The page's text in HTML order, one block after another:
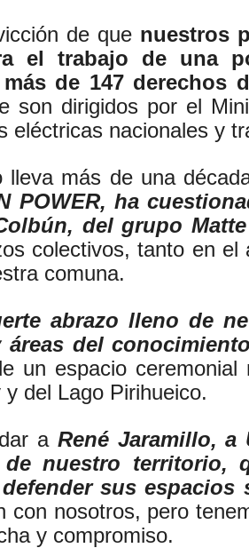
de que nuestros
el trabajo de una
de 147
son dirigidos por el
eléctricas nacionales y
lleva más de una
POWER, ha
del grupo
colectivos, tanto en
comuna.
abrazo lleno de
del conocimiento
un espacio
del Lago Pirihueico.
a René Jaramillo,
de nuestro
sus
con nosotros, pero
y compromiso.